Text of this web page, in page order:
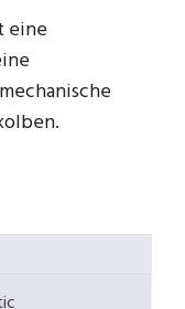
eine